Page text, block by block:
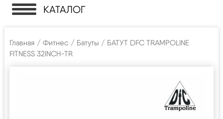
КАТАЛОГ
Главная / Фитнес / Батуты / БАТУТ DFC TRAMPOLINE
FITNESS 32INCH-TR